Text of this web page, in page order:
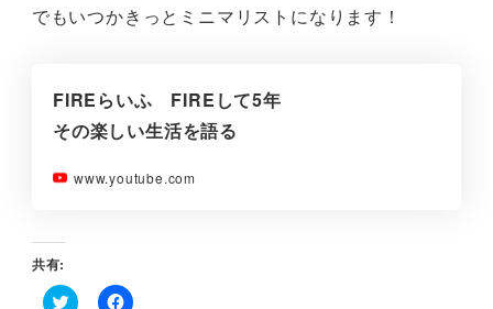
でもいつかきっとミニマリストになります！
FIREらいふ FIREして5年
その楽しい生活を語る
www.youtube.com
共有: